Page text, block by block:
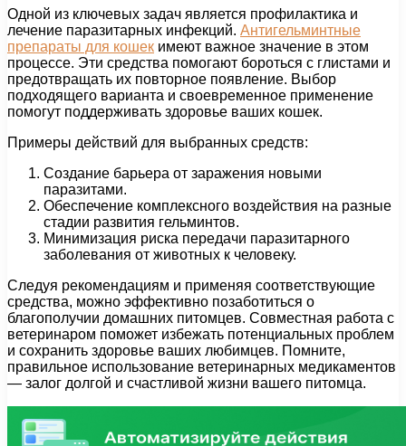
Одной из ключевых задач является профилактика и
лечение паразитарных инфекций. Антигельминтные
препараты для кошек имеют важное значение в этом
процессе. Эти средства помогают бороться с глистами и
предотвращать их повторное появление. Выбор
подходящего варианта и своевременное применение
помогут поддерживать здоровье ваших кошек.
Примеры действий для выбранных средств:
Создание барьера от заражения новыми
паразитами.
Обеспечение комплексного воздействия на разные
стадии развития гельминтов.
Минимизация риска передачи паразитарного
заболевания от животных к человеку.
Следуя рекомендациям и применяя соответствующие
средства, можно эффективно позаботиться о
благополучии домашних питомцев. Совместная работа с
ветеринаром поможет избежать потенциальных проблем
и сохранить здоровье ваших любимцев. Помните,
правильное использование ветеринарных медикаментов
— залог долгой и счастливой жизни вашего питомца.